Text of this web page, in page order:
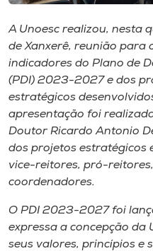
CPA
Biblioteca
Editora
Rádio
Museu
Unoesc
Store
A Unoesc realizou, nesta
de Xanxerê, reunião para
indicadores do Plano de
(PDI) 2023-2027 e dos
estratégicos
apresentação foi
Doutor Ricardo Antonio
dos projetos estratégicos
vice-reitores, pró-
coordenadores.
O PDI 2023-2027 foi
expressa a concepção da
seus valores, princípios e